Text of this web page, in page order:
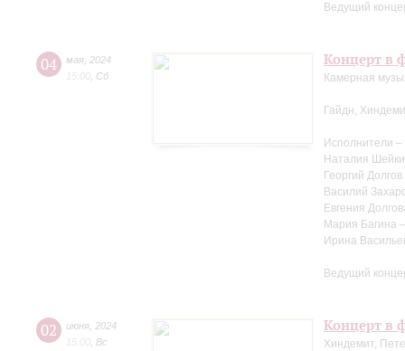
Ведущий
04 мая 2024
15:00 Сб
Концерт в
Камерная
Гайдн,
Исполнители
Наталия
Георгий
Василий
Евгения
Мария Багина
Ирина
Ведущий
02 июня 2024
15:00 Вс
Концерт в
Хиндемит,